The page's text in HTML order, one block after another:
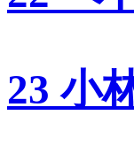
23 小